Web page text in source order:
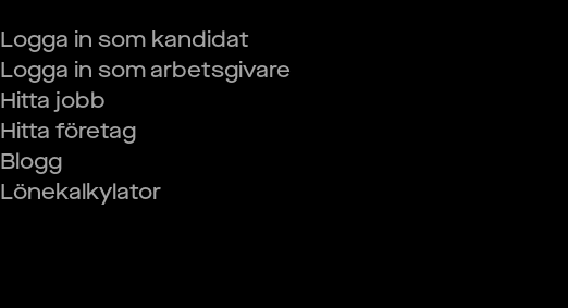
Logga in som kandidat
Logga in som arbetsgivare
Hitta jobb
Hitta företag
Blogg
Lönekalkylator